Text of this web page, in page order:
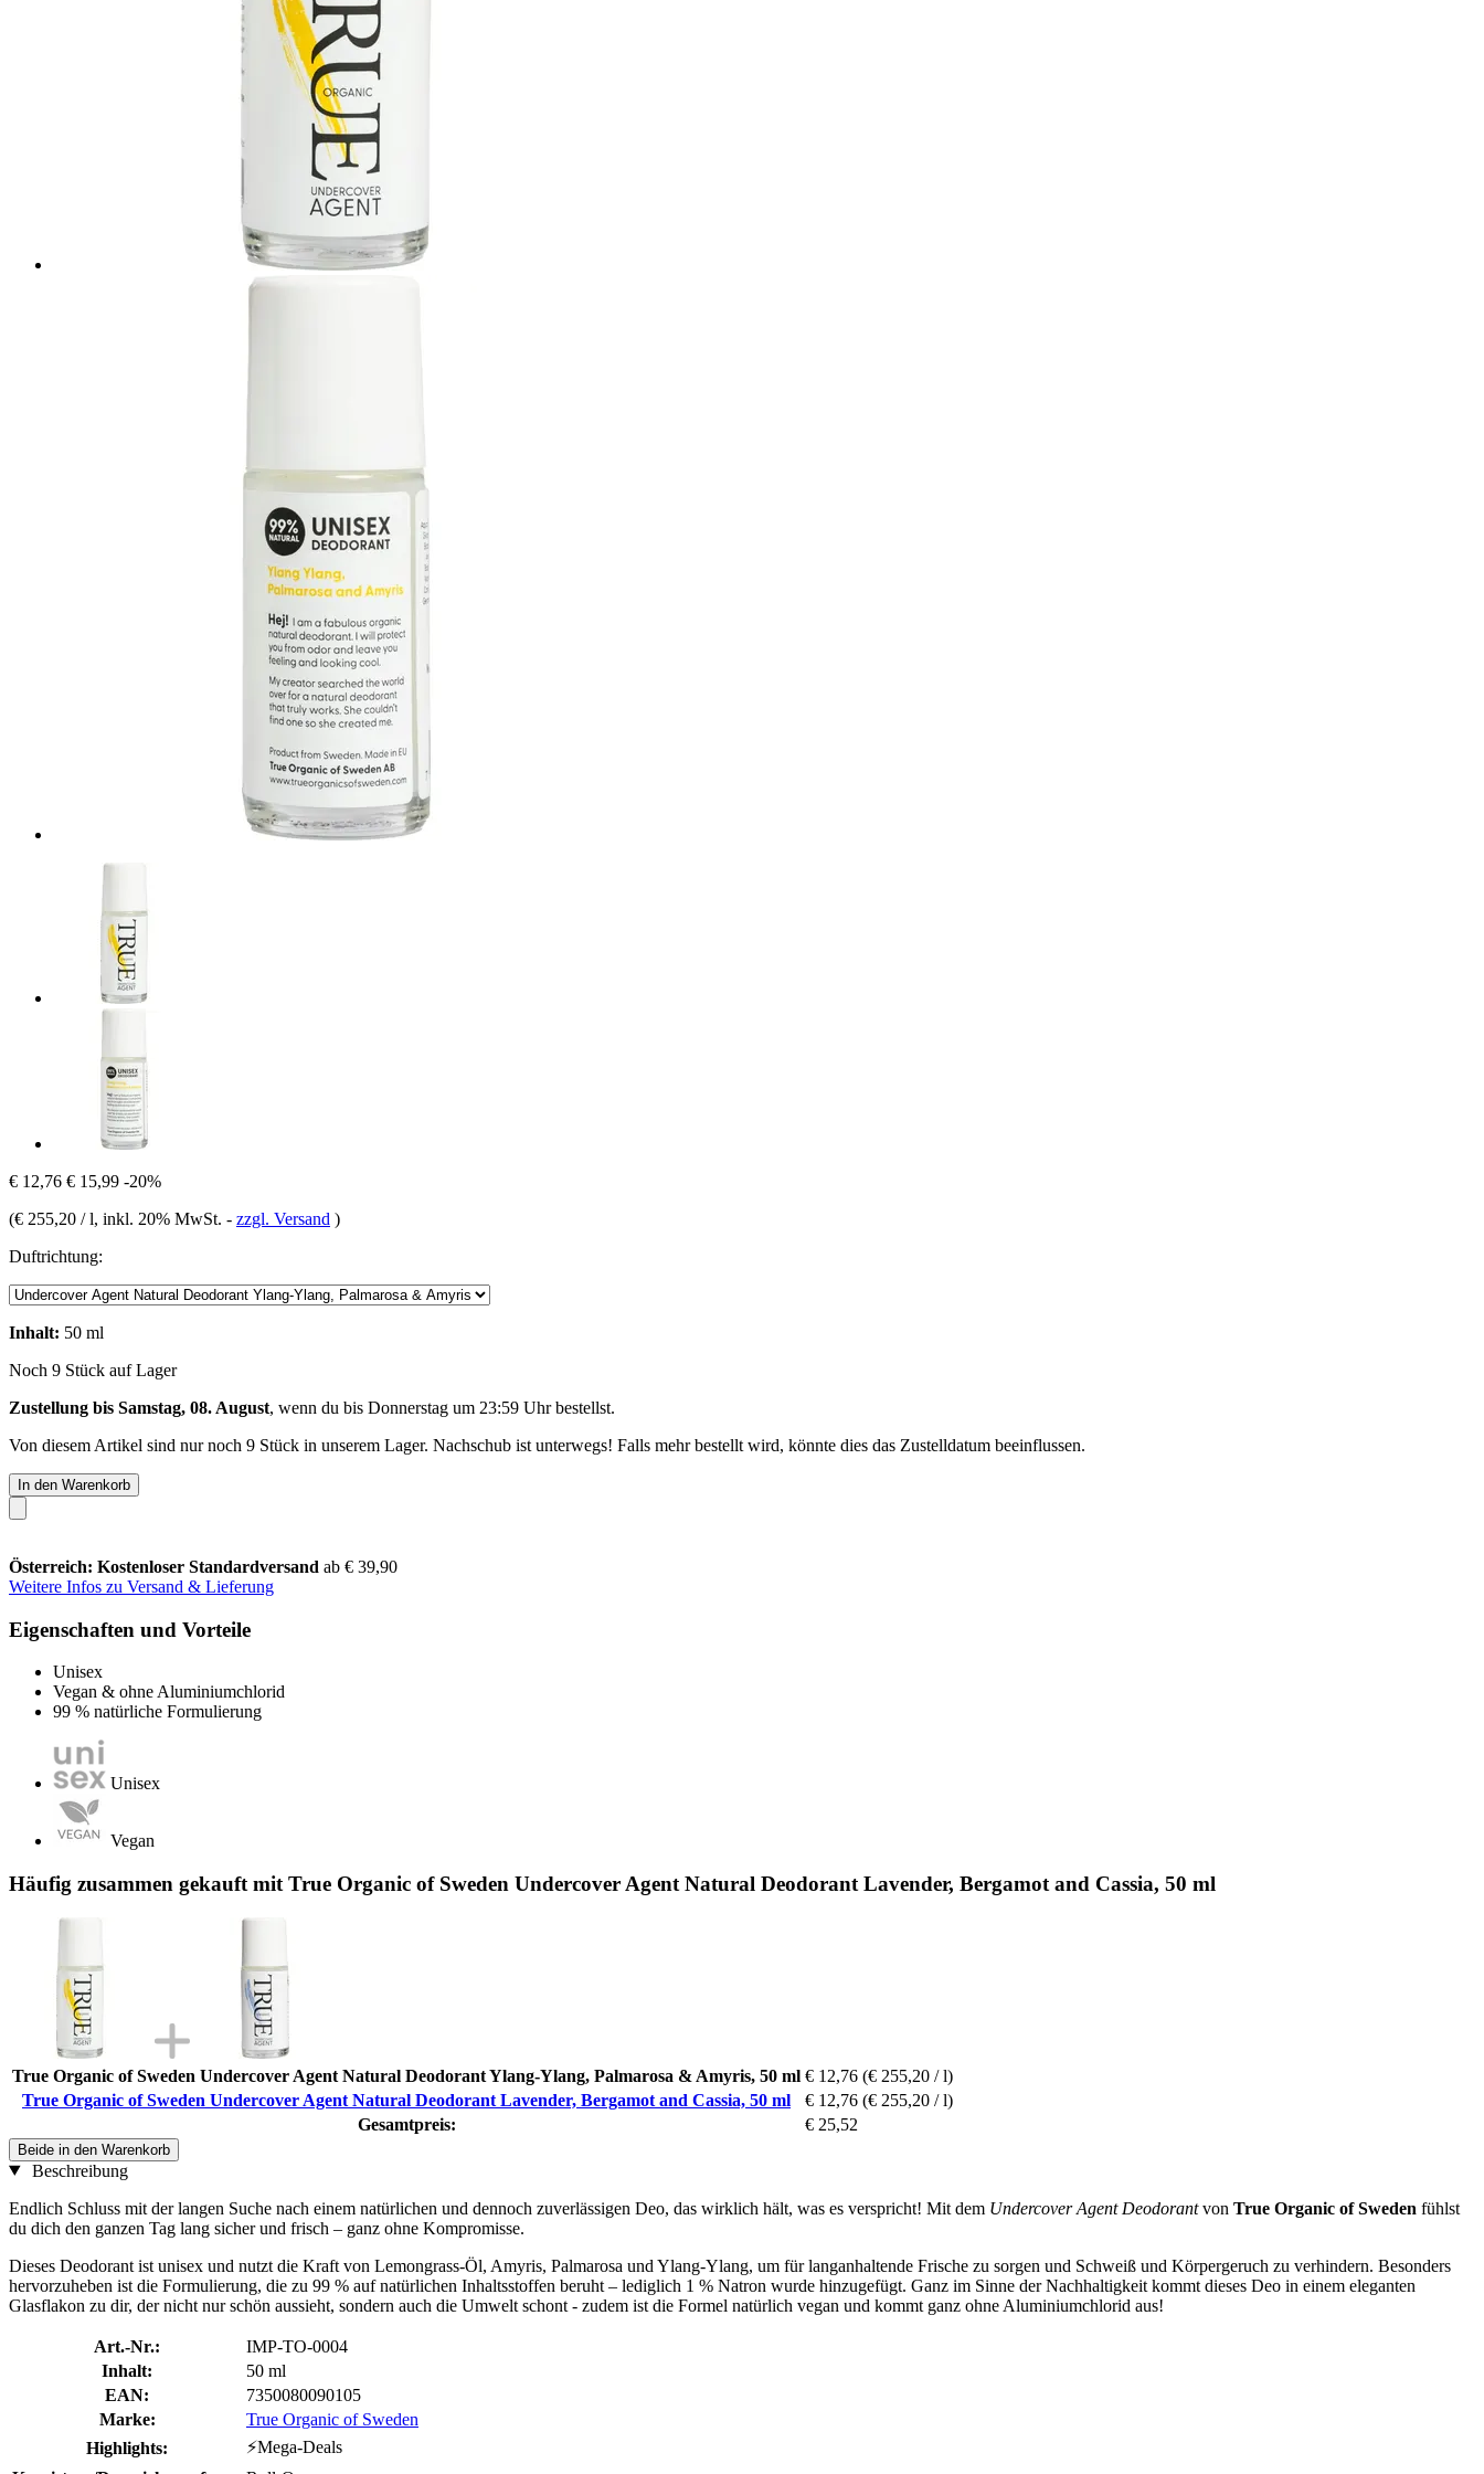
€ 12,76 € 15,99 -20%
(€ 255,20 / l, inkl. 20% MwSt. - zzgl. Versand )
Duftrichtung:
Inhalt: 50 ml
Noch 9 Stück auf Lager
Zustellung bis Samstag, 08. August, wenn du bis Donnerstag um 23:59 Uhrbestellst.
Von diesem Artikel sind nur noch 9 Stück in unserem Lager. Nachschub ist unterwegs! Falls mehr bestellt wird, könnte dies das Zustelldatum beeinflussen.
In den Warenkorb
Österreich: Kostenloser Standardversand ab € 39,90
Weitere Infos zu Versand & Lieferung
Eigenschaften und Vorteile
Unisex
Vegan & ohne Aluminiumchlorid
99 % natürliche Formulierung
Unisex
Vegan
Häufig zusammen gekauft mit True Organic of Sweden Undercover Agent Natural Deodorant Lavender, Bergamot and Cassia, 50 ml
True Organic of Sweden Undercover Agent Natural Deodorant Ylang-Ylang, Palmarosa & Amyris, 50 ml € 12,76 (€ 255,20 / l)
True Organic of Sweden Undercover Agent Natural Deodorant Lavender, Bergamot and Cassia, 50 ml
€ 12,76 (€ 255,20 / l)
Gesamtpreis:
€ 25,52
Beide in den Warenkorb
Beschreibung
Endlich Schluss mit der langen Suche nach einem natürlichen und dennoch zuverlässigen Deo, das wirklich hält, was es verspricht! Mit dem Undercover Agent Deodorantvon True Organic of Sweden fühlst
du dich den ganzen Tag lang sicher und frisch – ganz ohne Kompromisse.
Dieses Deodorant ist unisex und nutzt die Kraft von Lemongrass-Öl, Amyris, Palmarosa und Ylang-Ylang, um für langanhaltende Frische zu sorgen und Schweiß und Körpergeruch zu verhindern. Besonders
hervorzuheben ist die Formulierung, die zu 99 % auf natürlichen Inhaltsstoffen beruht – lediglich 1 % Natron wurde hinzugefügt. Ganz im Sinne der Nachhaltigkeit kommt dieses Deo in einem eleganten
Glasflakon zu dir, der nicht nur schön aussieht, sondern auch die Umwelt schont - zudem ist die Formel natürlich vegan und kommt ganz ohne Aluminiumchlorid aus!
Art.-Nr.:
IMP-TO-0004
Inhalt:
50 ml
EAN:
7350080090105
Marke:
True Organic of Sweden
Highlights:
⚡Mega-Deals